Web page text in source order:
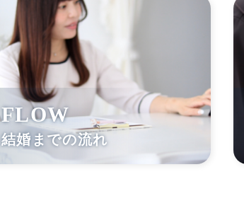
FLOW
結婚までの流れ